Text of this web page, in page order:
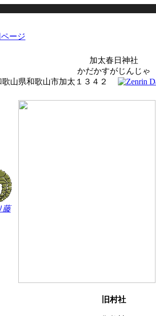
加太春日神社
かだかすがじんじゃ
歌山県和歌山市加太１３４２
藤
旧村社